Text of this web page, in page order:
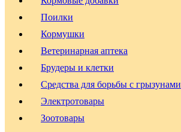
Поилки
Кормушки
Ветеринарная аптека
Брудеры и клетки
Средства для борьбы с грызунами
Электротовары
Зоотовары